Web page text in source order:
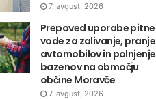
7. avgust, 2026
Prepoved uporabe pitne
vode za zalivanje, pranje
avtomobilov in polnjenje
bazenov na območju
občine Moravče
7. avgust, 2026